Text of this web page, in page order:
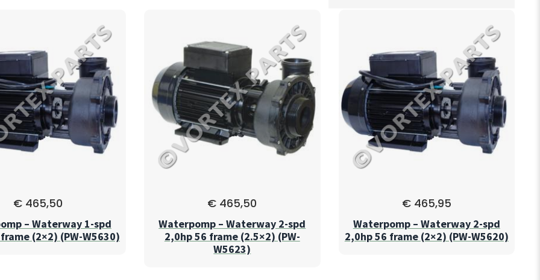
€465,50
– Waterway 1-spd
(2×2) (PW-W5630)
€ 465,50
Waterpomp – Waterway 2-spd
2,0hp 56 frame (2.5×2) (PW-
W5623)
€465,95
Waterpomp – Waterway 2-spd
2,0hp 56 frame (2×2) (PW-W5620)